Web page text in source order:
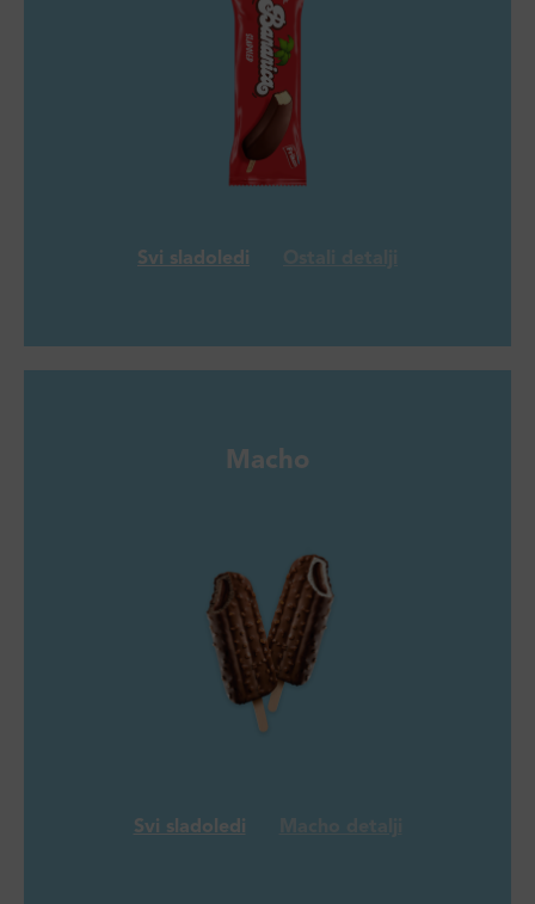
Svi sladoledi
Macho
Svi sladoledi